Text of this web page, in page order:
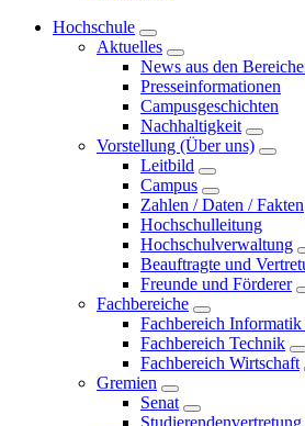
Hochschule
Aktuelles
News aus den
Presseinformationen
Campusgeschichten
Nachhaltigkeit
Vorstellung (Über uns)
Leitbild
Campus
Zahlen / Daten / Fakten
Hochschulleitung
Hochschulverwaltung
Beauftragte und
Freunde und Förderer
Fachbereiche
Fachbereich
Fachbereich Technik
Fachbereich Wirtschaft
Gremien
Senat
Studierendenvertretung